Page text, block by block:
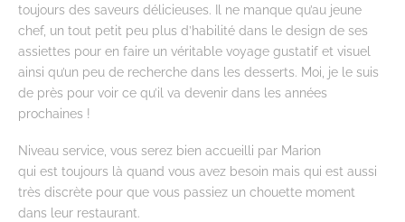
toujours des saveurs délicieuses. Il ne manque qu’au jeune
chef, un tout petit peu plus d’habilité dans le design de ses
assiettes pour en faire un véritable voyage gustatif et visuel
ainsi qu’un peu de recherche dans les desserts. Moi, je le suis
de près pour voir ce qu’il va devenir dans les années
prochaines !
Niveau service, vous serez bien accueilli par Marion
qui est toujours là quand vous avez besoin mais qui est aussi
très discrète pour que vous passiez un chouette moment
dans leur restaurant.